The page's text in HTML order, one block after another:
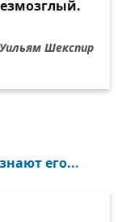
Уильям Шекспир
его...